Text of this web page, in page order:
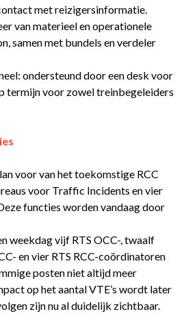
met reizigersinformatie.
van materieel en operationele
samen met bundels en verdeler
ondersteund door een desk voor
termijn voor zowel treinbegeleiders
voor van het toekomstige RCC
voor Traffic Incidents en vier
functies worden vandaag door
weekdag vijf RTS OCC-, twaalf
en vier RTS RCC-coördinatoren
posten niet altijd meer
op het aantal VTE’s wordt later
zijn nu al duidelijk zichtbaar.